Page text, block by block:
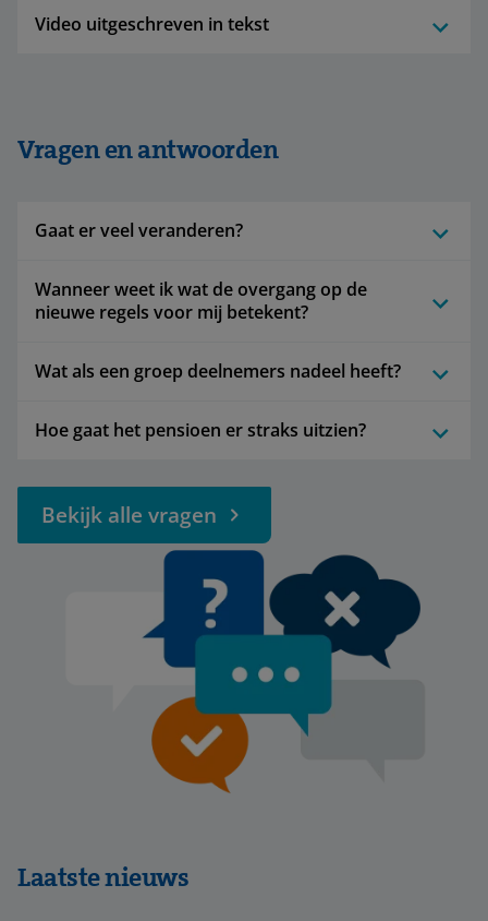
Video uitgeschreven in tekst
Vragen en antwoorden
Gaat er veel veranderen?
Wanneer weet ik wat de overgang op de
nieuwe regels voor mij betekent?
Wat als een groep deelnemers nadeel heeft?
Hoe gaat het pensioen er straks uitzien?
Bekijk alle vragen
Laatste nieuws